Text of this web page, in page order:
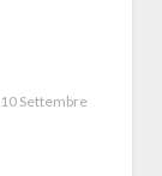
10 Settembre